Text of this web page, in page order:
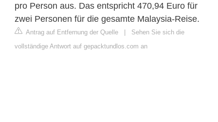
pro Person aus. Das entspricht 470,94 Euro für
zwei Personen für die gesamte Malaysia-Reise.
Antrag auf Entfernung der Quelle | Sehen Sie sich die
vollständige Antwort auf gepacktundlos.com an